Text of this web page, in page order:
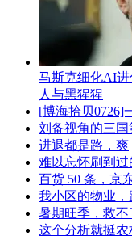
马斯克细化AI
人与黑猩猩
[博海拾贝0726]
刘备视角的三国
进退都是路，爽
难以忘怀刷到
百货 50 条，京
我小区的物业，
暑期旺季，救不
这个分析就挺农